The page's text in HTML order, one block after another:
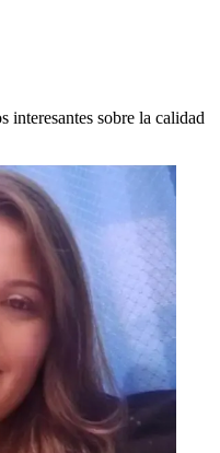
interesantes sobre la calidad